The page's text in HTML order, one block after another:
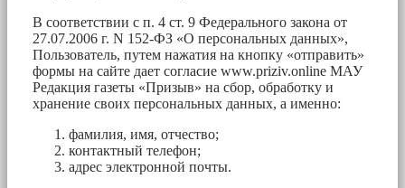
В соответствии с п. 4 ст. 9 Федерального закона от
27.07.2006 г. N 152-ФЗ «О персональных данных»,
Пользователь, путем нажатия на кнопку «отправить»
формы на сайте дает согласие www.priziv.online МАУ
Редакция газеты «Призыв» на сбор, обработку и
хранение своих персональных данных, а именно:
фамилия, имя, отчество;
контактный телефон;
адрес электронной почты.